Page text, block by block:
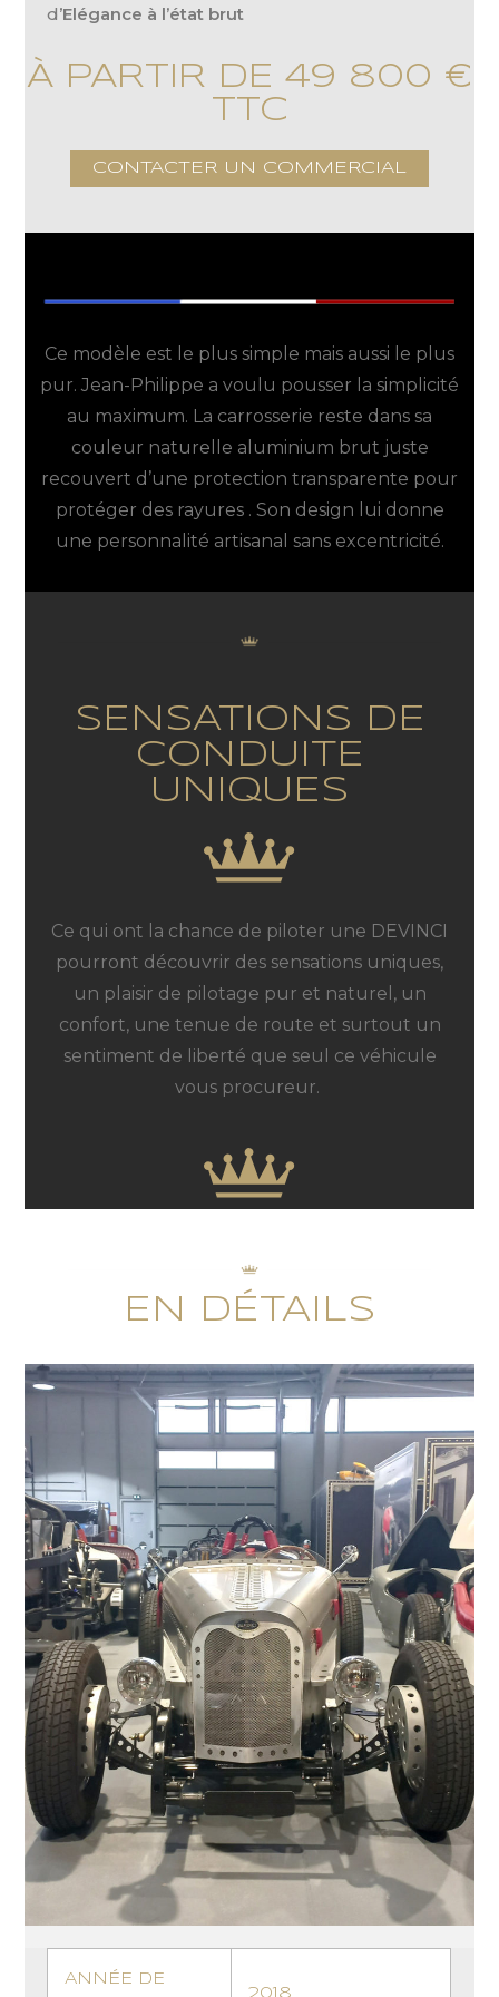
d’Elégance à l’état brut
À PARTIR DE 49 800 €
TTC
CONTACTER UN COMMERCIAL
Ce modèle est le plus simple mais aussi le plus
pur. Jean-Philippe a voulu pousser la simplicité
au maximum. La carrosserie reste dans sa
couleur naturelle aluminium brut juste
recouvert d’une protection transparente pour
protéger des rayures . Son design lui donne
une personnalité artisanal sans excentricité.
SENSATIONS DE
CONDUITE
UNIQUES
Ce qui ont la chance de piloter une DEVINCI
pourront découvrir des sensations uniques,
un plaisir de pilotage pur et naturel, un
confort, une tenue de route et surtout un
sentiment de liberté que seul ce véhicule
vous procureur.
EN DÉTAILS
ANNÉE DE